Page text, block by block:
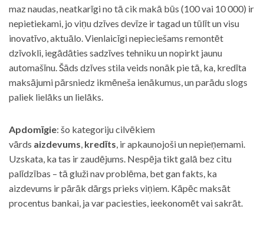
maz naudas, neatkarīgi no tā cik makā būs (100 vai 10 000) ir
nepietiekami, jo viņu dzīves devīze ir tagad un tūlīt un visu
inovatīvo, aktuālo. Vienlaicīgi nepieciešams remontēt
dzīvokli, iegādāties sadzīves tehniku un nopirkt jaunu
automašīnu. Šāds dzīves stila veids nonāk pie tā, ka, kredīta
maksājumi pārsniedz ikmēneša ienākumus, un parādu slogs
paliek lielāks un lielāks.
Apdomīgie: šo kategoriju cilvēkiem
vārds aizdevums, kredīts, ir apkaunojoši un nepieņemami.
Uzskata, ka tas ir zaudējums. Nespēja tikt galā bez citu
palīdzības – tā gluži nav problēma, bet gan fakts, ka
aizdevums ir pārāk dārgs prieks viņiem. Kāpēc maksāt
procentus bankai, ja var paciesties, ieekonomēt vai sakrāt.